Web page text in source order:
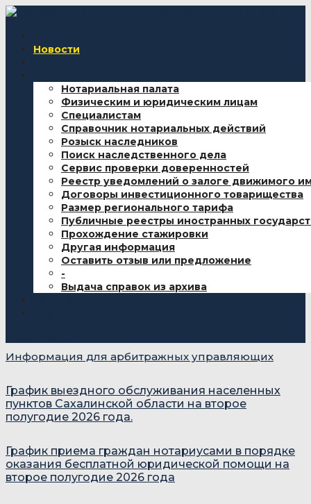
Новости
Нотариальная палата
Физическим и юридическим лицам
Специалистам
Справочник нотариальных действий
Розыск наследников
Поиск наследственного дела
Сервис проверки доверенностей
Реестр уведомлений о залоге движимого
Договоры инвестиционного товарищества
Размер регионального тарифа
Публичные реестры иностранных
Прохождение стажировки
Другая информация
Оставить отзыв или предложение
-
Выдача справок из архива
Информация для арбитражных управляющих
График выездного обслуживания населенных
пунктов Сахалинской области на второе
полугодие 2026 года.
График приема граждан нотариусами в порядке
оказания бесплатной юридической помощи на
второе полугодие 2026 года